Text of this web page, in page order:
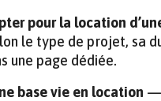
pour la location
le type de projet, sa
une page dédiée.
base vie en location —